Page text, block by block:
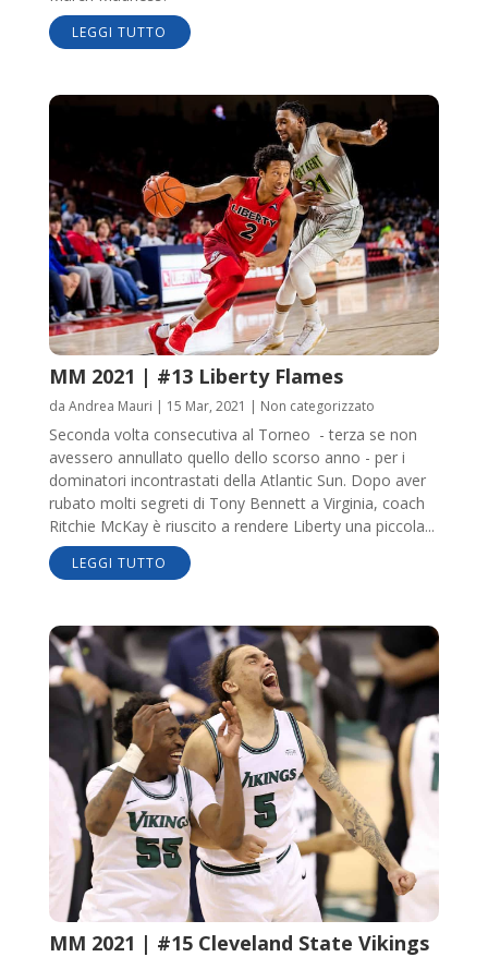
LEGGI TUTTO
MM 2021 | #13 Liberty Flames
da Andrea Mauri | 15 Mar, 2021 | Non categorizzato
Seconda volta consecutiva al Torneo - terza se non
avessero annullato quello dello scorso anno - per i
dominatori incontrastati della Atlantic Sun. Dopo aver
rubato molti segreti di Tony Bennett a Virginia, coach
Ritchie McKay è riuscito a rendere Liberty una piccola...
LEGGI TUTTO
MM 2021 | #15 Cleveland State Vikings